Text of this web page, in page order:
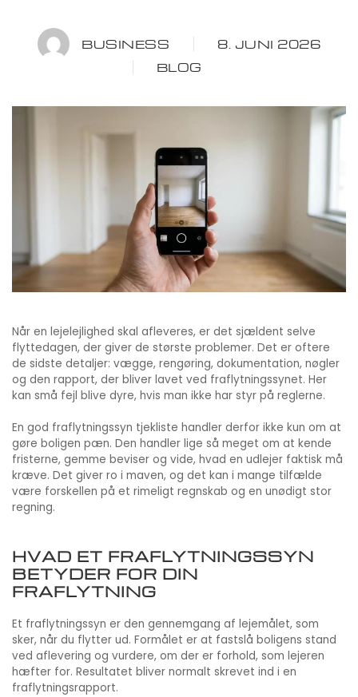
BUSINESS
8. JUNI 2026
BLOG
Når en lejelejlighed skal afleveres, er det sjældent selve
flyttedagen, der giver de største problemer. Det er oftere
de sidste detaljer: vægge, rengøring, dokumentation, nøgler
og den rapport, der bliver lavet ved fraflytningssynet. Her
kan små fejl blive dyre, hvis man ikke har styr på reglerne.
En god fraflytningssyn tjekliste handler derfor ikke kun om at
gøre boligen pæn. Den handler lige så meget om at kende
fristerne, gemme beviser og vide, hvad en udlejer faktisk må
kræve. Det giver ro i maven, og det kan i mange tilfælde
være forskellen på et rimeligt regnskab og en unødigt stor
regning.
HVAD ET FRAFLYTNINGSSYN
BETYDER FOR DIN
FRAFLYTNING
Et fraflytningssyn er den gennemgang af lejemålet, som
sker, når du flytter ud. Formålet er at fastslå boligens stand
ved aflevering og vurdere, om der er forhold, som lejeren
hæfter for. Resultatet bliver normalt skrevet ind i en
fraflytningsrapport.